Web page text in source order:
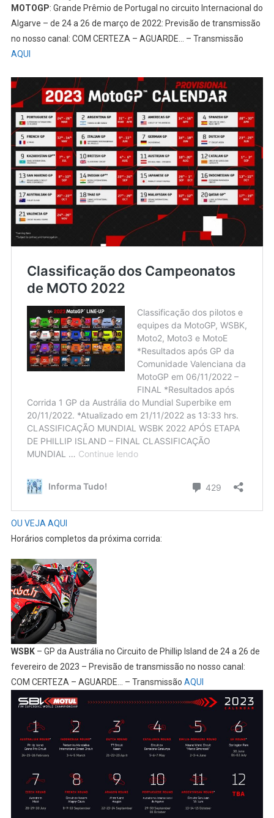
MOTOGP: Grande Prêmio de Portugal no circuito Internacional do
Algarve – de 24 a 26 de março de 2022: Previsão de transmissão
no nosso canal: COM CERTEZA – AGUARDE… – Transmissão
AQUI
OU VEJA AQUI
Horários completos da próxima corrida:
WSBK– GP da Austrália no Circuito de Phillip Island de 24 a 26 de
fevereiro de 2023 – Previsão de transmissão no nosso canal:
COM CERTEZA – AGUARDE… – Transmissão AQUI